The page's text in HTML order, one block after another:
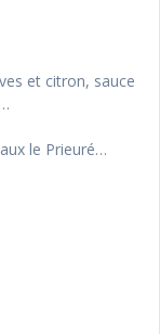
et citron, sauce
le Prieuré…